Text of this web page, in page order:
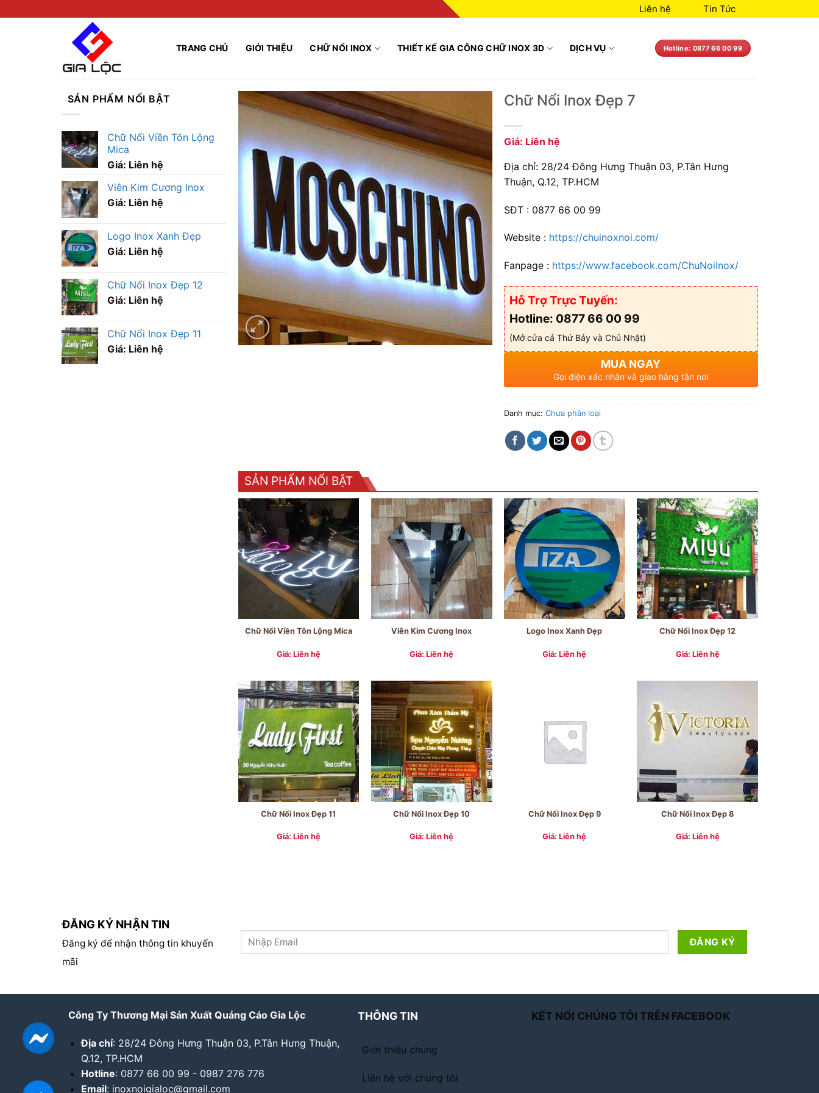
Liên hệ Tin Tức
TRANG CHỦ GIỚI THIỆU CHỮ NỔI INOX THIẾT KẾ GIA CÔNG CHỮ INOX 3D DỊCH VỤ Hotline: 0877 66 00 99
SẢN PHẨM NỔI BẬT
Chữ Nổi Viền Tôn Lộng
Mica
Giá: Liên hệ
Viên Kim Cương Inox
Giá: Liên hệ
Logo Inox Xanh Đẹp
Giá: Liên hệ
Chữ Nổi Inox Đẹp 12
Giá: Liên hệ
Chữ Nổi Inox Đẹp 11
Giá: Liên hệ
Chữ Nổi Inox Đẹp 7
Giá: Liên hệ
Địa chỉ: 28/24 Đông Hưng Thuận 03, P.Tân Hưng
Thuận, Q.12, TP.HCM
SĐT : 0877 66 00 99
Website : https://chuinoxnoi.com/
Fanpage : https://www.facebook.com/ChuNoiInox/
Hỗ Trợ Trực Tuyến:
Hotline: 0877 66 00 99
(Mở cửa cả Thứ Bảy và Chủ Nhật)
MUA NGAY
Gọi điện xác nhận và giao hàng tận nơi
Danh mục:Chưa phân loại
SẢN PHẨM NỔI BẬT
Chữ Nổi Viền Tôn Lộng Mica
Giá: Liên hệ
Viên Kim Cương Inox
Giá: Liên hệ
Logo Inox Xanh Đẹp
Giá: Liên hệ
Chữ Nổi Inox Đẹp 12
Giá: Liên hệ
Chữ Nổi Inox Đẹp 11
Giá: Liên hệ
Chữ Nổi Inox Đẹp 10
Giá: Liên hệ
Chữ Nổi Inox Đẹp 9
Giá: Liên hệ
Chữ Nổi Inox Đẹp 8
Giá: Liên hệ
ĐĂNG KÝ NHẬN TIN
Đăng ký để nhận thông tin khuyến
mãi
Công Ty Thương Mại Sản Xuất Quảng Cáo Gia Lộc
Địa chỉ: 28/24 Đông Hưng Thuận 03, P.Tân Hưng Thuận,
Q.12, TP.HCM
Hotline: 0877 66 00 99 - 0987 276 776
Email: inoxnoigialoc@gmail.com
THÔNG TIN
Giới thiệu chung
Liên hệ với chúng tôi
KẾT NỐI CHÚNG TÔI TRÊN FACEBOOK